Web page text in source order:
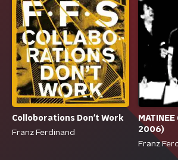
Colloborations Don't Work
Franz Ferdinand
MATINEE
2006)
Franz